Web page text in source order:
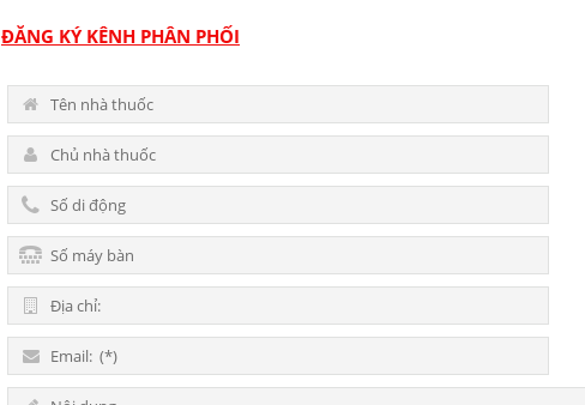
ĐĂNG KÝ KÊNH PHÂN PHỐI